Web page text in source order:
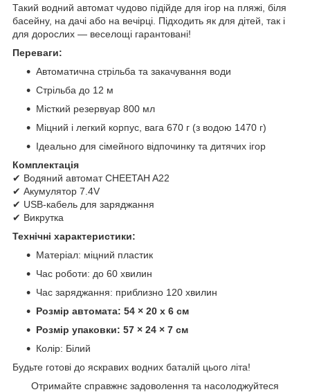
Такий водний автомат чудово підійде для ігор на пляжі, біля
басейну, на дачі або на вечірці. Підходить як для дітей, так і
для дорослих — веселощі гарантовані!
Переваги:
Автоматична стрільба та закачування води
Стрільба до 12 м
Місткий резервуар 800 мл
Міцний і легкий корпус, вага 670 г (з водою 1470 г)
Ідеально для сімейного відпочинку та дитячих ігор
Комплектація
✔ Водяний автомат CHEETAH A22
✔ Акумулятор 7.4V
✔ USB-кабель для заряджання
✔ Викрутка
Технічні характеристики:
Матеріал: міцний пластик
Час роботи: до 60 хвилин
Час заряджання: приблизно 120 хвилин
Розмір автомата: 54 × 20 х 6 см
Розмір упаковки: 57 × 24 × 7 см
Колір: Білий
Будьте готові до яскравих водних баталій цього літа!
Отримайте справжнє задоволення та насолоджуйтеся